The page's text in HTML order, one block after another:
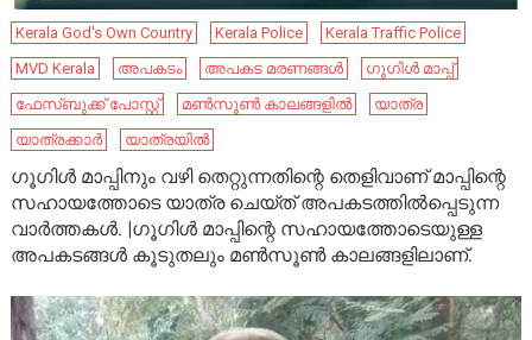
Kerala God's Own Country Kerala Police
Kerala Traffic Police
MVD Kerala
അപകടം അപകട മരണങ്ങൾ
ഗൂഗിൾ മാപ്പ്
ഫേ​സ്ബു​ക്ക് പോ​സ്റ്റ്
മൺസൂൺ കാലങ്ങളിൽ
യാത്ര
യാത്രക്കാർ
യാത്രയിൽ
ഗൂഗിൾ മാപ്പിനും വഴി തെറ്റുന്നതിന്റെ തെളിവാണ് മാപ്പിന്റെ
സഹായത്തോടെ യാത്ര ചെയ്ത് അപകടത്തിൽപ്പെടുന്ന
വാർത്തകൾ. |ഗൂഗിൾ മാപ്പിന്റെ സഹായത്തോടെയുള്ള
അപകടങ്ങൾ കൂടുതലും മൺസൂൺ കാലങ്ങളിലാണ്.